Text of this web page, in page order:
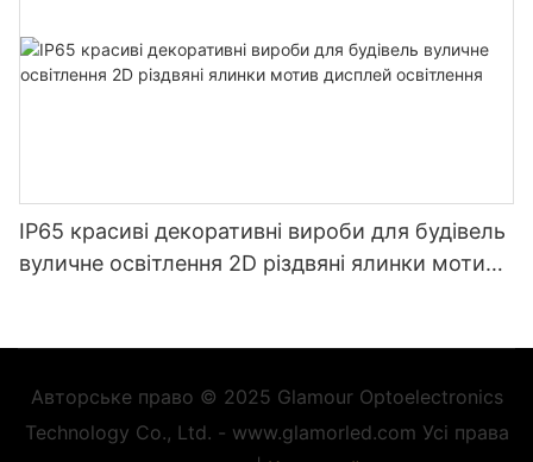
IP65 красиві декоративні вироби для будівель
вуличне освітлення 2D різдвяні ялинки мотив
Авторське право © 2025 Glamour Optoelectronics
Technology Co., Ltd. - www.glamorled.com Усі права